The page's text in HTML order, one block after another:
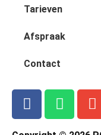
Tarieven
Afspraak
Contact